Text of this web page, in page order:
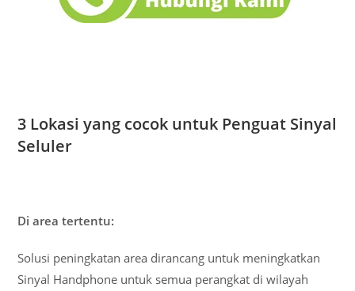
3 Lokasi yang cocok untuk Penguat Sinyal
Seluler
Di area tertentu:
Solusi peningkatan area dirancang untuk meningkatkan
Sinyal Handphone untuk semua perangkat di wilayah